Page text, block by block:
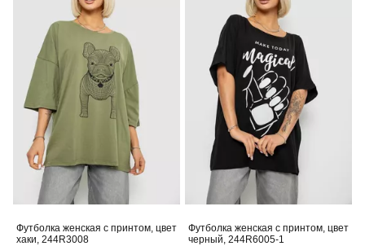
Футболка женская с принтом, цвет
хаки, 244R3008
Футболка женская с принтом, цвет
черный, 244R6005-1